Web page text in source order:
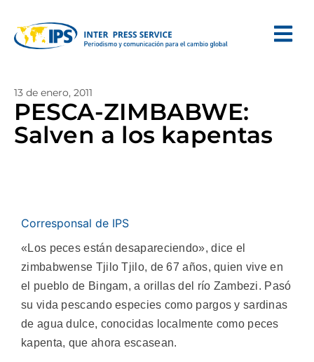
13 de enero, 2011
PESCA-ZIMBABWE:
Salven a los kapentas
Corresponsal de IPS
«Los peces están desapareciendo», dice el
zimbabwense Tjilo Tjilo, de 67 años, quien vive en
el pueblo de Bingam, a orillas del río Zambezi. Pasó
su vida pescando especies como pargos y sardinas
de agua dulce, conocidas localmente como peces
kapenta, que ahora escasean.